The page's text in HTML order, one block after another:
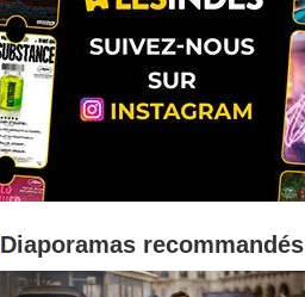
Diaporamas recommandés